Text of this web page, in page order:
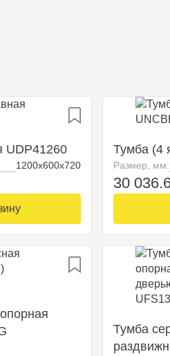
UDP41260
1200х600х720
Тумба (4
Размер, мм:
30
Тумба